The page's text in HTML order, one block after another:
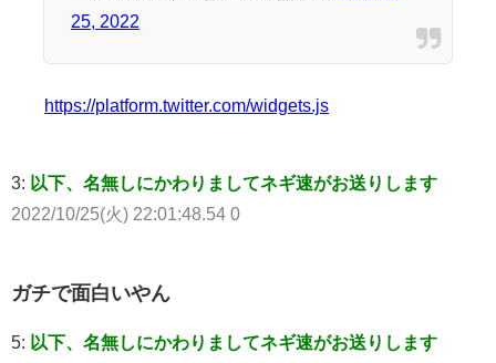
25, 2022
https://platform.twitter.com/widgets.js
3: 以下、名無しにかわりましてネギ速がお送りします
2022/10/25(火) 22:01:48.54 0
ガチで面白いやん
5: 以下、名無しにかわりましてネギ速がお送りします